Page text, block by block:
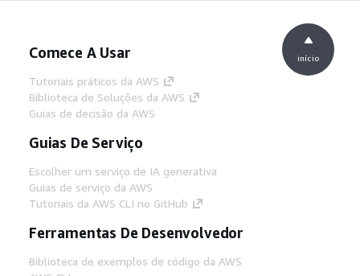
Comece A Usar
Tutoriais práticos da AWS
Biblioteca de Soluções da AWS
Guias de decisão da AWS
Guias De Serviço
Escolher um serviço de IA generativa
Guias de serviço da AWS
Tutoriais da AWS CLI no GitHub
Ferramentas De Desenvolvedor
Biblioteca de exemplos de código da AWS
início